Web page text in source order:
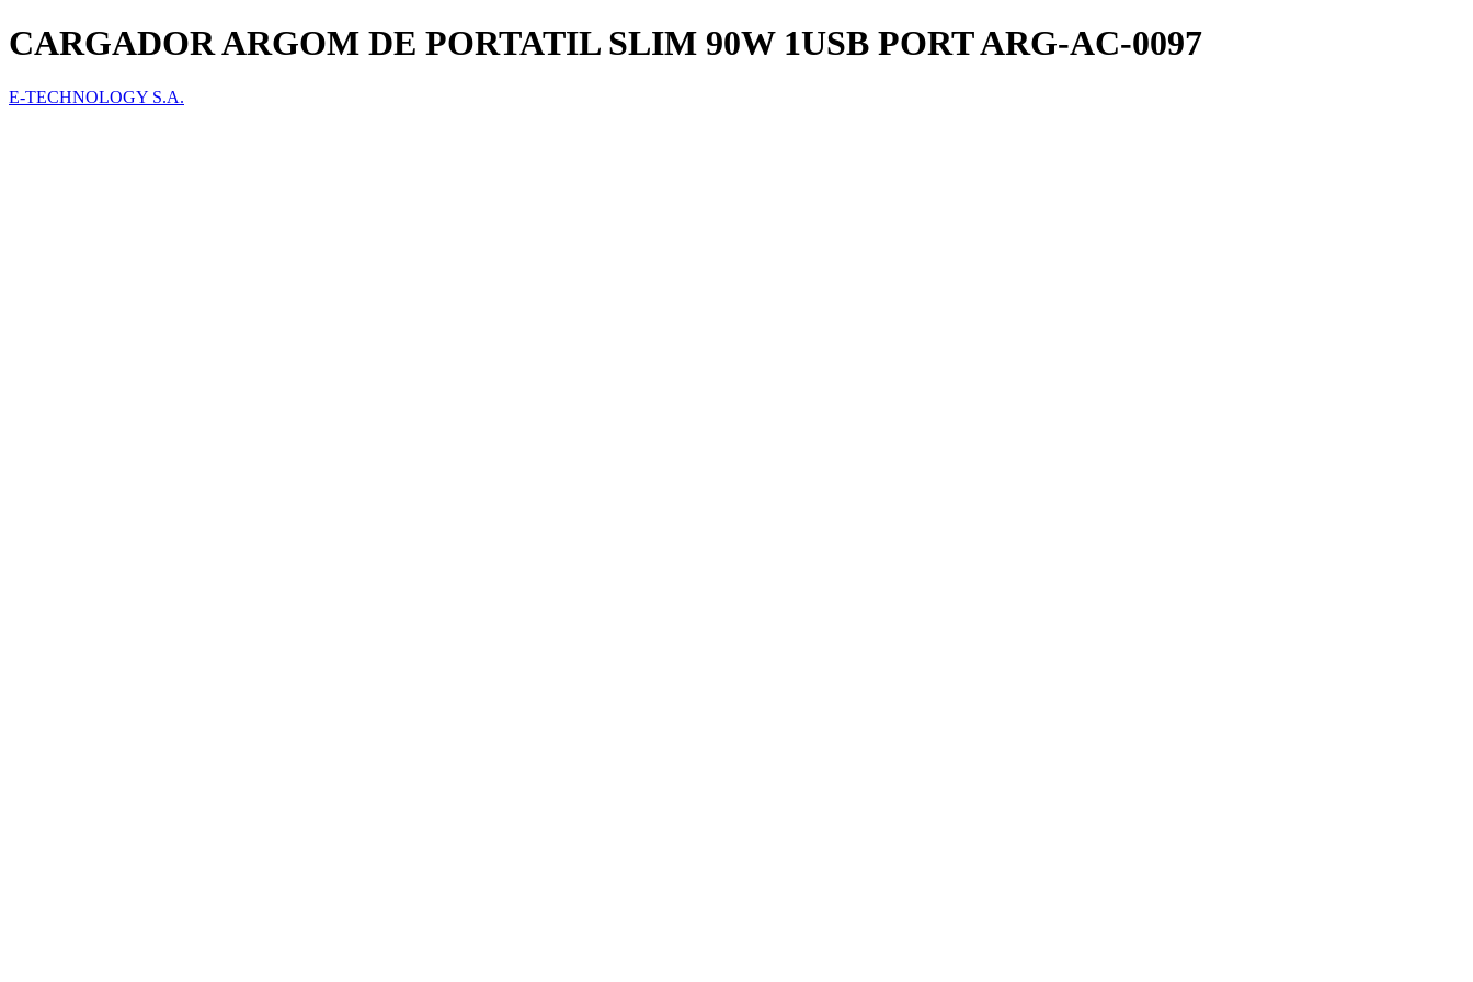
CARGADOR ARGOM DE PORTATIL SLIM 90W 1USB PORT ARG-AC-0097
E-TECHNOLOGY S.A.